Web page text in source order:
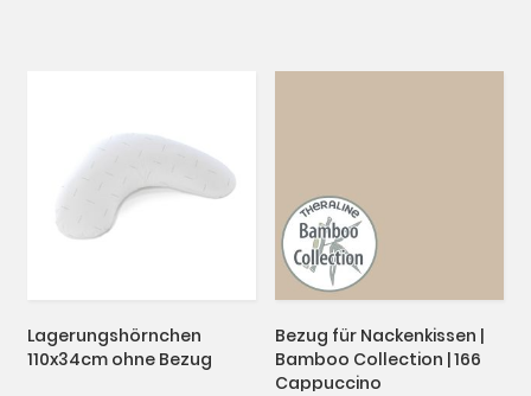
Bezug für Nackenkissen |
Bamboo Collection | 166
Cappuccino
Lagerungshörnchen
110x34cm ohne Bezug